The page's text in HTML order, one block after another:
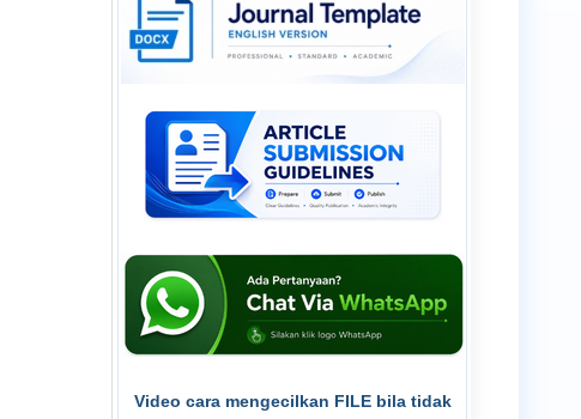
Video cara mengecilkan FILE bila tidak